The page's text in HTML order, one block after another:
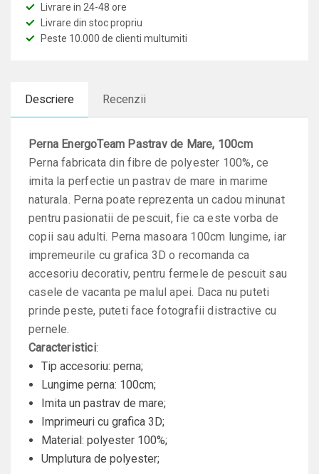
Livrare in 24-48 ore
Livrare din stoc propriu
Peste 10.000 de clienti multumiti
Descriere Recenzii
Perna EnergoTeam Pastrav de Mare, 100cm
Perna fabricata din fibre de polyester 100%, ce
imita la perfectie un pastrav de mare in marime
naturala. Perna poate reprezenta un cadou minunat
pentru pasionatii de pescuit, fie ca este vorba de
copii sau adulti. Perna masoara 100cm lungime, iar
impremeurile cu grafica 3D o recomanda ca
accesoriu decorativ, pentru fermele de pescuit sau
casele de vacanta pe malul apei. Daca nu puteti
prinde peste, puteti face fotografii distractive cu
pernele.
Caracteristici:
Tip accesoriu: perna;
Lungime perna: 100cm;
Imita un pastrav de mare;
Imprimeuri cu grafica 3D;
Material: polyester 100%;
Umplutura de polyester;